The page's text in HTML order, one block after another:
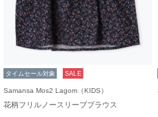
タイムセール対象 SALE
Samansa Mos2 Lagom（KIDS）
花柄フリルノースリーブブラウス